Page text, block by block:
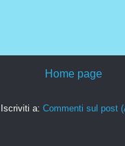
Home page
Iscriviti a: Commenti sul post